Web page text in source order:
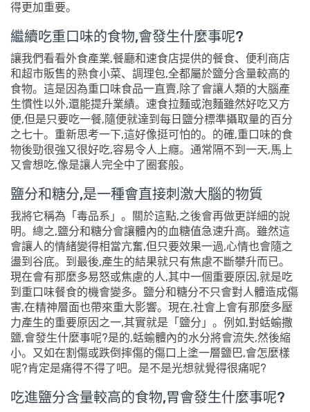
得更加重要。
繼續吃重口味的食物,會發生什麼事呢?
讓我們看看外食產業,餐廳和速食店提供的餐食、便利商店
和超市販售的熟食小菜、調理包,全都屬於鹽分含量較高的
食物。這是因為重口味食品一直賣,除了會讓人類的大腦產
生慣性以外,還能提升業績。速食拉麵或泡麵雖然好吃又方
便,但是只要吃一餐,隨便就達到每日鹽分標準攝取量的百分
之七十。重新思考一下,這好像挺可怕的。的確,重口味的食
物後勁很強又很好吃,容易令人上癮。通常隔不到一天,馬上
又會想吃,像是讓人完全中了圈套般。
鹽分和糖分,是一種會直接刺激大腦的物質
我將它稱為「毒品系」。關於這點,之後會再做更詳細的說
明。總之,鹽分和糖分會讓體內的血糖值急速升高。雖然這
會讓人的情緒變得相當亢奮,但只要效果一過,心情也會隨之
盪到谷底。到最後,產生的結果就只有焦慮不斷攀升而已。
現在會有那麼多易怒或焦慮的人,其中一個重要原因,就是吃
到重口味餐食的機會變多。鹽分和糖分不只會對人體造成傷
害,在精神層面也帶來重大影響。現在,社會上會有那麼多壓
力產生的重要原因之一,其實就是「鹽分」。例如,對蛞蝓撒
鹽,會發生什麼事呢?是的,蛞蝓體內的水分將會流失,然後縮
小。又如在割傷或跌倒摔傷的傷口上塗一層鹽巴,會怎麼樣
呢?肯定是痛得不得了吧。是不是光想就覺得很痛呢?
吃進鹽分含量較高的食物,胃會發生什麼事呢?